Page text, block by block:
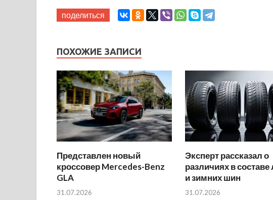
поделиться
ПОХОЖИЕ ЗАПИСИ
Представлен новый
кроссовер Mercedes-Benz
GLA
31.07.2026
Эксперт рассказал о
различиях в составе
и зимних шин
31.07.2026